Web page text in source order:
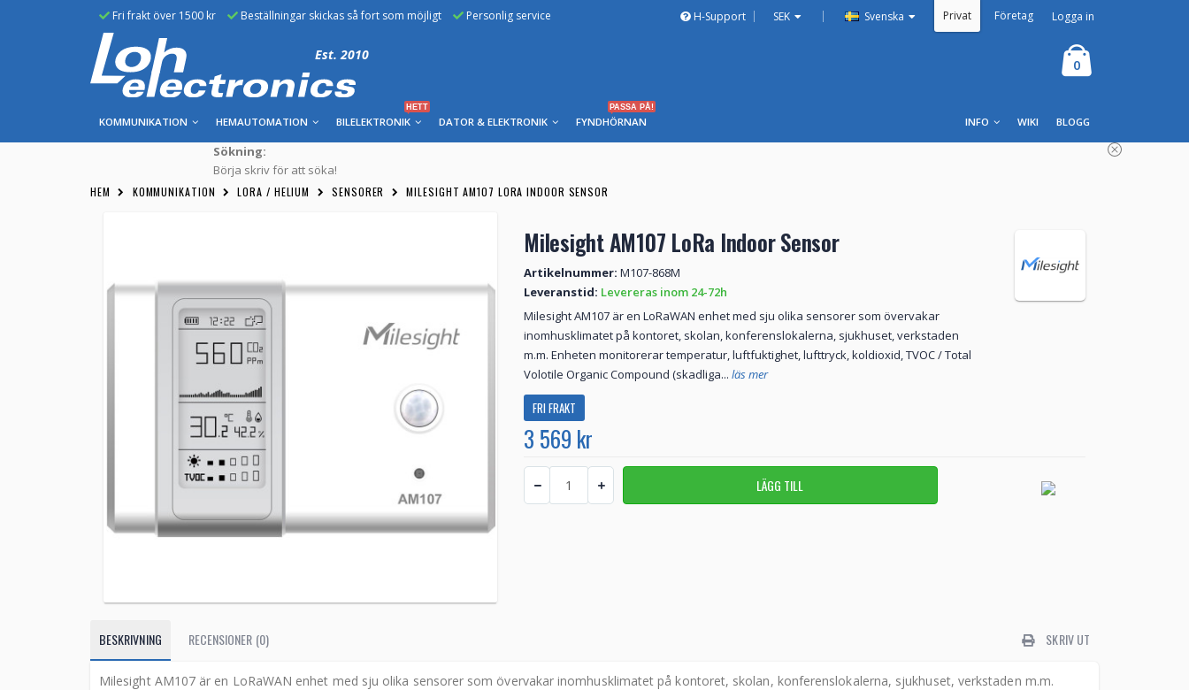
Fri frakt över 1500 kr Beställningar skickas så fort som möjligt Personlig service H-Support SEK | Svenska Privat Företag Logga in
Est. 2010
0
KOMMUNIKATION HEMAUTOMATION BILELEKTRONIK
HETT
DATOR & ELEKTRONIK FYNDHÖRNAN
PASSA PÅ!
BLOGG
WIKI
INFO
Sökning:
Börja skriv för att söka!
HEM KOMMUNIKATION LORA / HELIUM SENSORER MILESIGHT AM107 LORA INDOOR SENSOR
Milesight AM107 LoRa Indoor Sensor
Artikelnummer: M107-868M
Leveranstid: Levereras inom 24-72h
Milesight AM107 är en LoRaWAN enhet med sju olika sensorer som övervakar
inomhusklimatet på kontoret, skolan, konferenslokalerna, sjukhuset, verkstaden
m.m. Enheten monitorerar temperatur, luftfuktighet, lufttryck, koldioxid, TVOC / Total
Volotile Organic Compound (skadliga... läs mer
FRI FRAKT
3 569 kr
BESKRIVNING RECENSIONER (0) SKRIV UT
Milesight AM107 är en LoRaWAN enhet med sju olika sensorer som övervakar inomhusklimatet på kontoret, skolan, konferenslokalerna, sjukhuset, verkstaden m.m.